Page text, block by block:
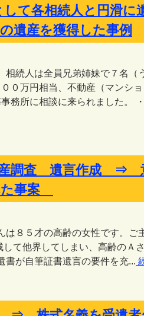
て各相続人と円滑に
遺産を獲得した事例
続人は全員兄弟姉妹で７名（
０万円相当、不動産（マンショ
務所に相談に来られました。
産調査 遺言作成 ⇒
た事案
５才の高齢の女性です。ご
て他界してしまい、高齢のＡ
が自筆証書遺言の要件を充...